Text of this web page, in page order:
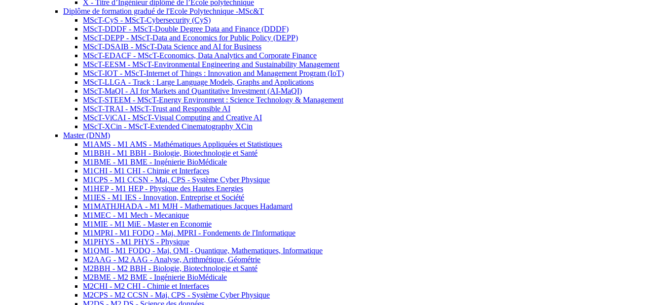
X - Titre d’Ingénieur diplômé de l’École polytechnique
Diplôme de formation gradué de l'Ecole Polytechnique -MSc&T
MScT-CyS - MScT-Cybersecurity (CyS)
MScT-DDDF - MScT-Double Degree Data and Finance (DDDF)
MScT-DEPP - MScT-Data and Economics for Public Policy (DEPP)
MScT-DSAIB - MScT-Data Science and AI for Business
MScT-EDACF - MScT-Economics, Data Analytics and Corporate Finance
MScT-EESM - MScT-Environmental Engineering and Sustainability Management
MScT-IOT - MScT-Internet of Things : Innovation and Management Program (IoT)
MScT-LLGA - Track : Large Language Models, Graphs and Applications
MScT-MaQI - AI for Markets and Quantitative Investment (AI-MaQI)
MScT-STEEM - MScT-Energy Environment : Science Technology & Management
MScT-TRAI - MScT-Trust and Responsible AI
MScT-ViCAI - MScT-Visual Computing and Creative AI
MScT-XCin - MScT-Extended Cinematography XCin
Master (DNM)
M1AMS - M1 AMS - Mathématiques Appliquées et Statistiques
M1BBH - M1 BBH - Biologie, Biotechnologie et Santé
M1BME - M1 BME - Ingénierie BioMédicale
M1CHI - M1 CHI - Chimie et Interfaces
M1CPS - M1 CCSN - Maj. CPS - Système Cyber Physique
M1HEP - M1 HEP - Physique des Hautes Energies
M1IES - M1 IES - Innovation, Entreprise et Société
M1MATHJHADA - M1 MJH - Mathematiques Jacques Hadamard
M1MEC - M1 Mech - Mecanique
M1MIE - M1 MiE - Master en Economie
M1MPRI - M1 FODQ - Maj. MPRI - Fondements de l'Informatique
M1PHYS - M1 PHYS - Physique
M1QMI - M1 FODQ - Maj. QMI - Quantique, Mathematiques, Informatique
M2AAG - M2 AAG - Analyse, Arithmétique, Géométrie
M2BBH - M2 BBH - Biologie, Biotechnologie et Santé
M2BME - M2 BME - Ingénierie BioMédicale
M2CHI - M2 CHI - Chimie et Interfaces
M2CPS - M2 CCSN - Maj. CPS - Système Cyber Physique